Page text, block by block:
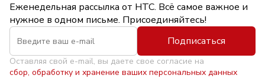
Еженедельная рассылка от НТС. Всё самое важное и
нужное в одном письме. Присоединяйтесь!
Подписаться
Оставляя свой e-mail, вы даете свое согласие на
сбор, обработку и хранение ваших персональных данных